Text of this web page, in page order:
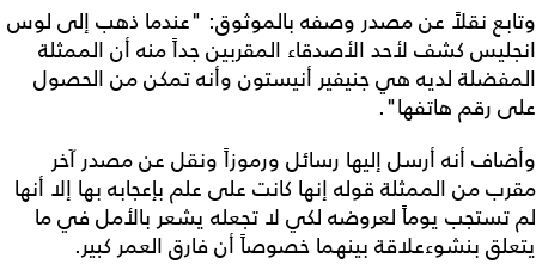
وتابع نقلاً عن مصدر وصفه بالموثوق: "عندما ذهب إلى لوس
انجليس كشف لأحد الأصدقاء المقربين جداً منه أن الممثلة
المفضلة لديه هي جنيفير أنيستون وأنه تمكن من الحصول
على رقم هاتفها".
وأضاف أنه أرسل إليها رسائل ورموزاً ونقل عن مصدر آخر
مقرب من الممثلة قوله إنها كانت على علم بإعجابه بها إلا أنها
لم تستجب يوماً لعروضه لكي لا تجعله يشعر بالأمل في ما
يتعلق بنشوءعلاقة بينهما خصوصاً أن فارق العمر كبير.